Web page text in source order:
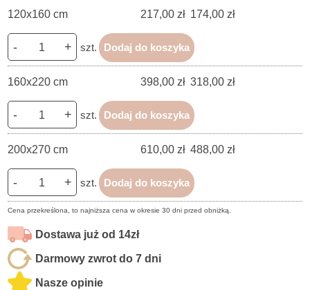
120x160 cm 217,00 zł 174,00 zł
- + szt. Dodaj do koszyka
160x220 cm 398,00 zł 318,00 zł
- + szt. Dodaj do koszyka
200x270 cm 610,00 zł 488,00 zł
- + szt. Dodaj do koszyka
Cena przekreślona, to najniższa cena w okresie 30 dni przed obniżką.
Dostawa już od 14zł
Darmowy zwrot do 7 dni
Nasze opinie